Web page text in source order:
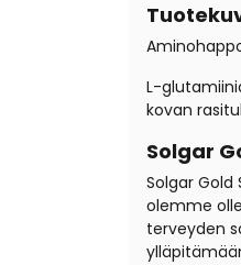
L-
kovan
Solgar
Solgar
olemme
terveyden